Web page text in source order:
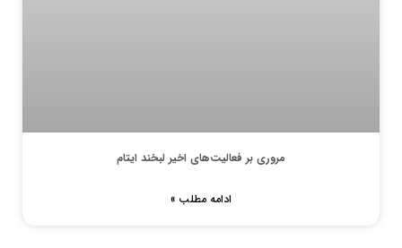
مروری بر فعالیت‌های اخیر لبخند ایتام
ادامه مطلب »